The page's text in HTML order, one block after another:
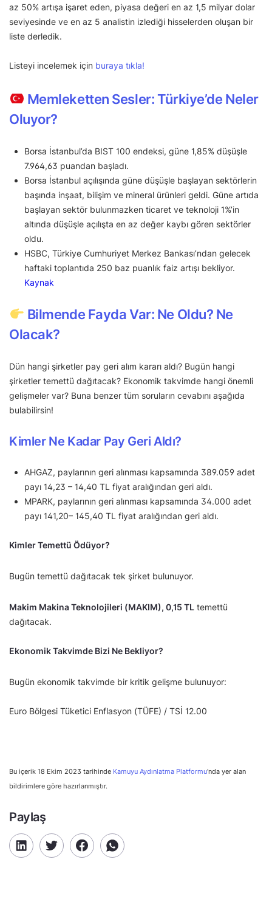
az 50% artışa işaret eden, piyasa değeri en az 1,5 milyar dolar
seviyesinde ve en az 5 analistin izlediği hisselerden oluşan bir
liste derledik.
Listeyi incelemek için buraya tıkla!
Memleketten Sesler: Türkiye’de Neler
Oluyor?
Borsa İstanbul’da BIST 100 endeksi, güne 1,85% düşüşle
7.964,63 puandan başladı.
Borsa İstanbul açılışında güne düşüşle başlayan sektörlerin
başında inşaat, bilişim ve mineral ürünleri geldi. Güne artıda
başlayan sektör bulunmazken ticaret ve teknoloji 1%’in
altında düşüşle açılışta en az değer kaybı gören sektörler
oldu.
HSBC, Türkiye Cumhuriyet Merkez Bankası’ndan gelecek
haftaki toplantıda 250 baz puanlık faiz artışı bekliyor.
Kaynak
Bilmende Fayda Var: Ne Oldu? Ne
Olacak?
Dün hangi şirketler pay geri alım kararı aldı? Bugün hangi
şirketler temettü dağıtacak? Ekonomik takvimde hangi önemli
gelişmeler var? Buna benzer tüm soruların cevabını aşağıda
bulabilirsin!
Kimler Ne Kadar Pay Geri Aldı?
AHGAZ, paylarının geri alınması kapsamında 389.059 adet
payı 14,23 – 14,40 TL fiyat aralığından geri aldı.
MPARK, paylarının geri alınması kapsamında 34.000 adet
payı 141,20– 145,40 TL fiyat aralığından geri aldı.
Kimler Temettü Ödüyor?
Bugün temettü dağıtacak tek şirket bulunuyor.
Makim Makina Teknolojileri (MAKIM), 0,15 TL temettü
dağıtacak.
Ekonomik Takvimde Bizi Ne Bekliyor?
Bugün ekonomik takvimde bir kritik gelişme bulunuyor:
Euro Bölgesi Tüketici Enflasyon (TÜFE) / TSİ 12.00
Bu içerik 18 Ekim 2023 tarihinde Kamuyu Aydınlatma Platformu‘nda yer alan
bildirimlere göre hazırlanmıştır.
Paylaş